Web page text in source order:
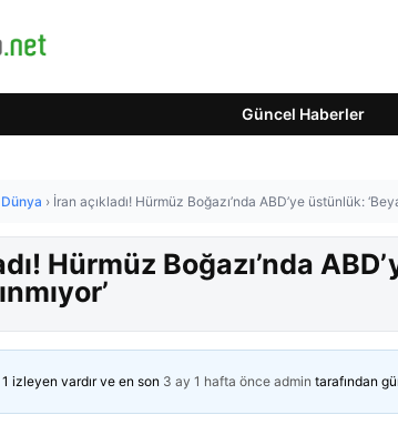
Güncel Haberler
Dünya › İran açıkladı! Hürmüz Boğazı’nda ABD’ye üstünlük:
Hürmüz Boğazı’nda
izleyen vardır ve en son 3 ay 1 hafta önce admin tarafından